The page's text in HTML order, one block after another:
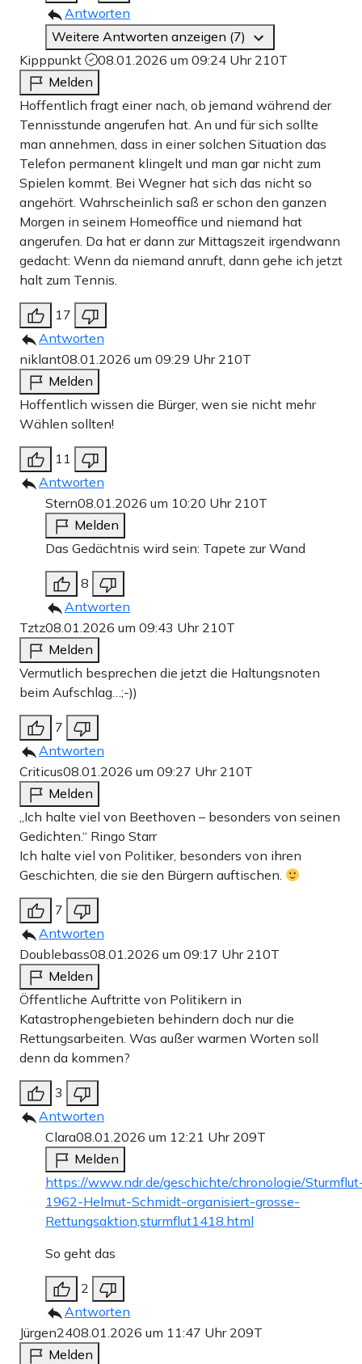
Antworten
Weitere Antworten anzeigen (7)
Kipppunkt
08.01.2026 um 09:24 Uhr 210T
Melden
Hoffentlich fragt einer nach, ob jemand während der
Tennisstunde angerufen hat. An und für sich sollte
man annehmen, dass in einer solchen Situation das
Telefon permanent klingelt und man gar nicht zum
Spielen kommt. Bei Wegner hat sich das nicht so
angehört. Wahrscheinlich saß er schon den ganzen
Morgen in seinem Homeoffice und niemand hat
angerufen. Da hat er dann zur Mittagszeit irgendwann
gedacht: Wenn da niemand anruft, dann gehe ich jetzt
halt zum Tennis.
17
Antworten
niklant08.01.2026 um 09:29 Uhr 210T
Melden
Hoffentlich wissen die Bürger, wen sie nicht mehr
Wählen sollten!
11
Antworten
Stern08.01.2026 um 10:20 Uhr 210T
Melden
Das Gedächtnis wird sein: Tapete zur Wand
8
Antworten
Tztz08.01.2026 um 09:43 Uhr 210T
Melden
Vermutlich besprechen die jetzt die Haltungsnoten
beim Aufschlag…;-))
7
Antworten
Criticus08.01.2026 um 09:27 Uhr 210T
Melden
„Ich halte viel von Beethoven – besonders von seinen
Gedichten.“ Ringo Starr
Ich halte viel von Politiker, besonders von ihren
Geschichten, die sie den Bürgern auftischen.
7
Antworten
Doublebass08.01.2026 um 09:17 Uhr 210T
Melden
Öffentliche Auftritte von Politikern in
Katastrophengebieten behindern doch nur die
Rettungsarbeiten. Was außer warmen Worten soll
denn da kommen?
3
Antworten
Clara08.01.2026 um 12:21 Uhr 209T
Melden
https://www.ndr.de/geschichte/chronologie/
1962-Helmut-Schmidt-organisiert-grosse-
Rettungsaktion,sturmflut1418.html
So geht das
2
Antworten
Jürgen2408.01.2026 um 11:47 Uhr 209T
Melden